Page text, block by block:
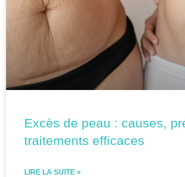
Excès de peau : causes,
traitements efficaces
LIRE LA SUITE »